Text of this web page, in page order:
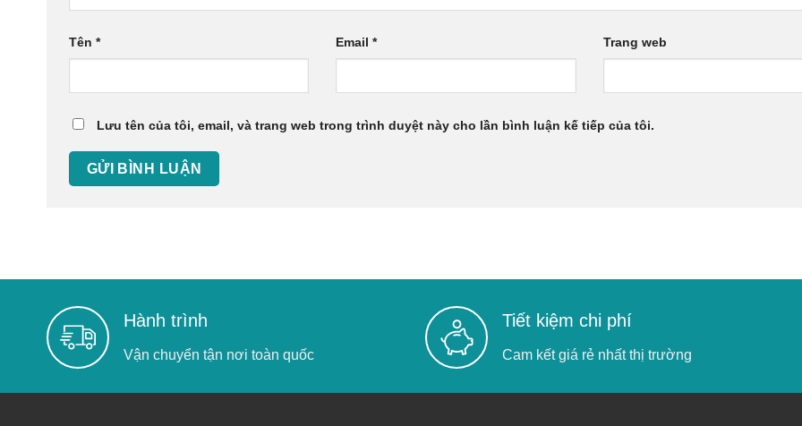
Tên * Email* Trang web
Lưu tên của tôi, email, và trang web trong trình duyệt này cho lần bình luận kế tiếp của tôi.
Hành trình
Vận chuyển tận nơi toàn quốc
Tiết kiệm chi phí
Cam kết giá rẻ nhất thị trường